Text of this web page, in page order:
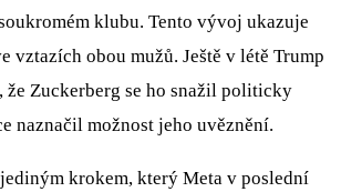
klubu. Tento vývoj ukazuje
vztazích obou mužů. Ještě v létě Trump
Zuckerberg se ho snažil politicky
naznačil možnost jeho uvěznění.
krokem, který Meta v poslední